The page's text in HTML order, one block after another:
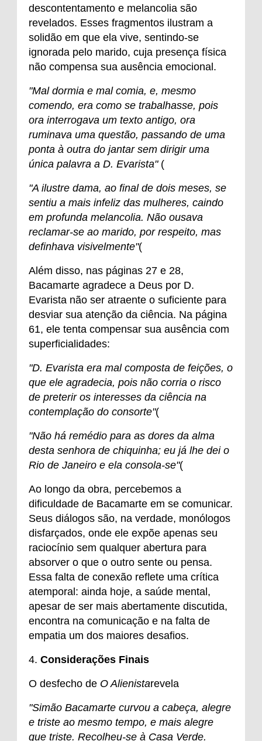
descontentamento e melancolia são
revelados. Esses fragmentos ilustram a
solidão em que ela vive, sentindo-se
ignorada pelo marido, cuja presença física
não compensa sua ausência emocional.
"Mal dormia e mal comia, e, mesmo
comendo, era como se trabalhasse, pois
ora interrogava um texto antigo, ora
ruminava uma questão, passando de uma
ponta à outra do jantar sem dirigir uma
única palavra a D. Evarista"(
"A ilustre dama, ao final de dois meses, se
sentiu a mais infeliz das mulheres, caindo
em profunda melancolia. Não ousava
reclamar-se ao marido, por respeito, mas
definhava visivelmente"(
Além disso, nas páginas 27 e 28,
Bacamarte agradece a Deus por D.
Evarista não ser atraente o suficiente para
desviar sua atenção da ciência. Na página
61, ele tenta compensar sua ausência com
superficialidades:
"D. Evarista era mal composta de feições, o
que ele agradecia, pois não corria o risco
de preterir os interesses da ciência na
contemplação do consorte"(
"Não há remédio para as dores da alma
desta senhora de chiquinha; eu já lhe dei o
Rio de Janeiro e ela consola-se"(
Ao longo da obra, percebemos a
dificuldade de Bacamarte em se comunicar.
Seus diálogos são, na verdade, monólogos
disfarçados, onde ele expõe apenas seu
raciocínio sem qualquer abertura para
absorver o que o outro sente ou pensa.
Essa falta de conexão reflete uma crítica
atemporal: ainda hoje, a saúde mental,
apesar de ser mais abertamente discutida,
encontra na comunicação e na falta de
empatia um dos maiores desafios.
4. Considerações Finais
O desfecho de O Alienistarevela
"Simão Bacamarte curvou a cabeça, alegre
e triste ao mesmo tempo, e mais alegre
que triste. Recolheu-se à Casa Verde.